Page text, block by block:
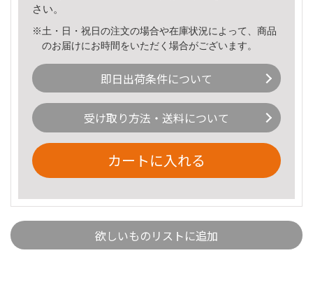
さい。
※土・日・祝日の注文の場合や在庫状況によって、商品
のお届けにお時間をいただく場合がございます。
即日出荷条件について
受け取り方法・送料について
カートに入れる
欲しいものリストに追加